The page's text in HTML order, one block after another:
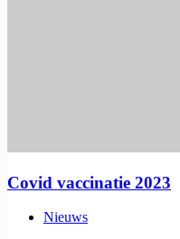
Covid vaccinatie 2023
Nieuws